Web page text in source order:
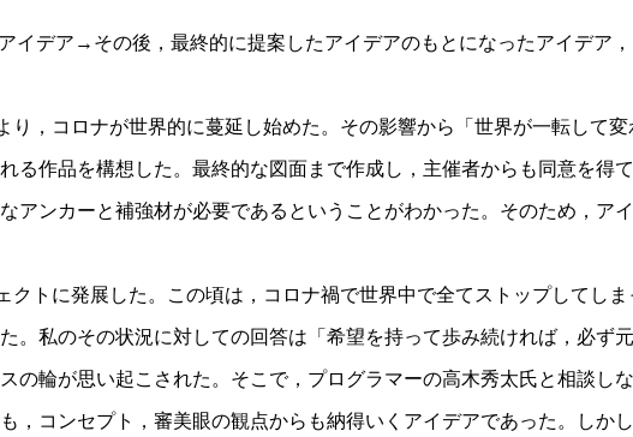
デア→その後，最終的に提案したアイデアのもとになったアイデア
，コロナが世界的に蔓延し始めた。その影響から「世界が一転して
る作品を構想した。最終的な図面まで作成し，主催者からも同意を得
アンカーと補強材が必要であるということがわかった。そのため，ア
トに発展した。この頃は，コロナ禍で世界中で全てストップしてし
。私のその状況に対しての回答は「希望を持って歩み続ければ，必ず
の輪が思い起こされた。そこで，プログラマーの高木秀太氏と相談し
，コンセプト，審美眼の観点からも納得いくアイデアであった。しか